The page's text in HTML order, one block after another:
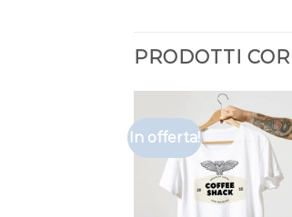
PRODOTTI
In offerta!